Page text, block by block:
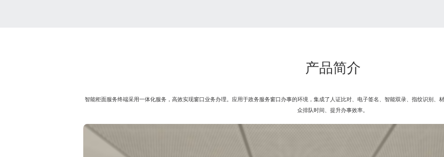
产品简介
智能柜面服务终端采用一体化服务，高效实现窗口业务办理。应用于政务服务窗口办事的环境，集成了人证比对、电子签名、智能双录、指纹识别、
众排队时间、提升办事效率。